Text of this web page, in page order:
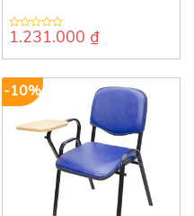
0
of
1.231.000 ₫
-10%